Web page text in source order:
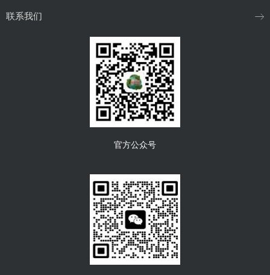
联系我们
官方公众号